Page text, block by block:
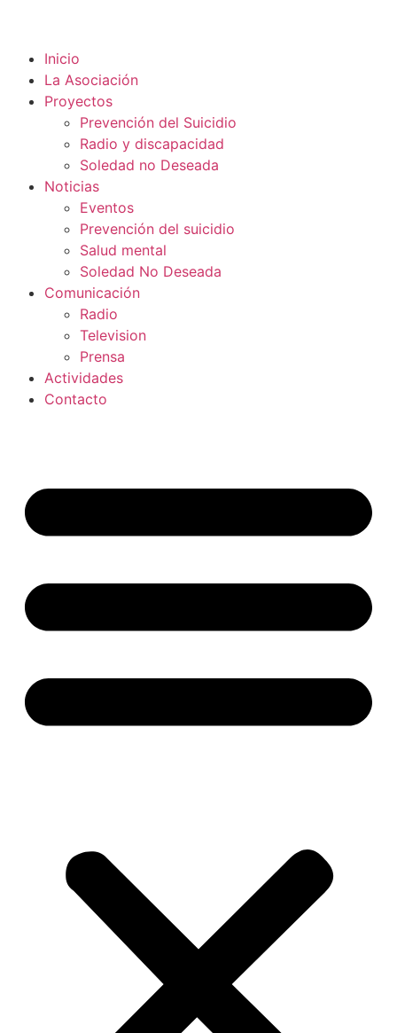
Inicio
La Asociación
Proyectos
Prevención del Suicidio
Radio y discapacidad
Soledad no Deseada
Noticias
Eventos
Prevención del suicidio
Salud mental
Soledad No Deseada
Comunicación
Radio
Television
Prensa
Actividades
Contacto